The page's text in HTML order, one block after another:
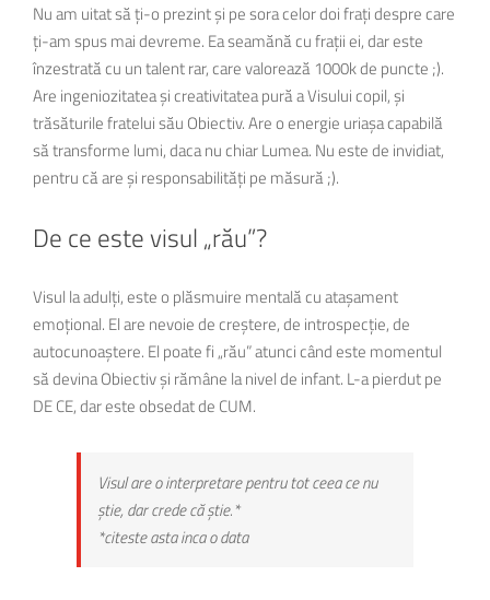
Nu am uitat să ți-o prezint și pe sora celor doi frați despre care
ți-am spus mai devreme. Ea seamănă cu frații ei, dar este
înzestrată cu un talent rar, care valorează 1000k de puncte ;).
Are ingeniozitatea și creativitatea pură a Visului copil, și
trăsăturile fratelui său Obiectiv. Are o energie uriașa capabilă
să transforme lumi, daca nu chiar Lumea. Nu este de invidiat,
pentru că are și responsabilități pe măsură ;).
De ce este visul „rău”?
Visul la adulți, este o plăsmuire mentală cu atașament
emoțional. El are nevoie de creștere, de introspecție, de
autocunoaștere. El poate fi „rău” atunci când este momentul
să devina Obiectiv și rămâne la nivel de infant. L-a pierdut pe
DE CE, dar este obsedat de CUM.
Visul are o interpretare pentru tot ceea ce nu
știe, dar crede că știe.*
*citeste asta inca o data